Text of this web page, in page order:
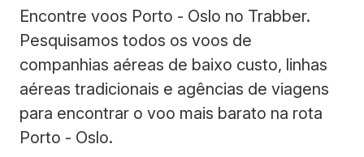
Encontre voos Porto - Oslo no Trabber.
Pesquisamos todos os voos de
companhias aéreas de baixo custo, linhas
aéreas tradicionais e agências de viagens
para encontrar o voo mais barato na rota
Porto - Oslo.